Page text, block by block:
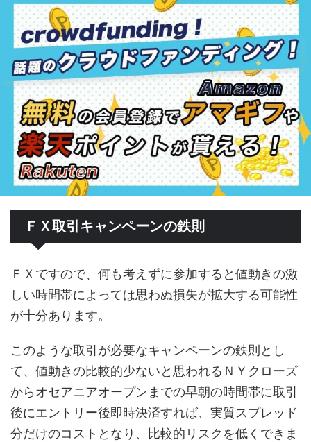
ＦＸ取引キャンペーンの鉄則
ＦＸですので、何も考えずに参加すると値動きの激
しい時間帯によっては思わぬ損失が拡大する可能性
が十分あります。
このような取引が必要なキャンペーンの鉄則とし
て、値動きの比較的少ないと思われるＮＹクローズ
からオセアニアオープンまでの早朝の時間帯に取引
後にエントリー後即時決済すれば、実質スプレッド
分だけのコストとなり、比較的リスクを低くできま